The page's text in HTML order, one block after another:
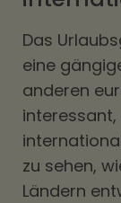
Das
eine
anderen
zu sehen,
Ländern